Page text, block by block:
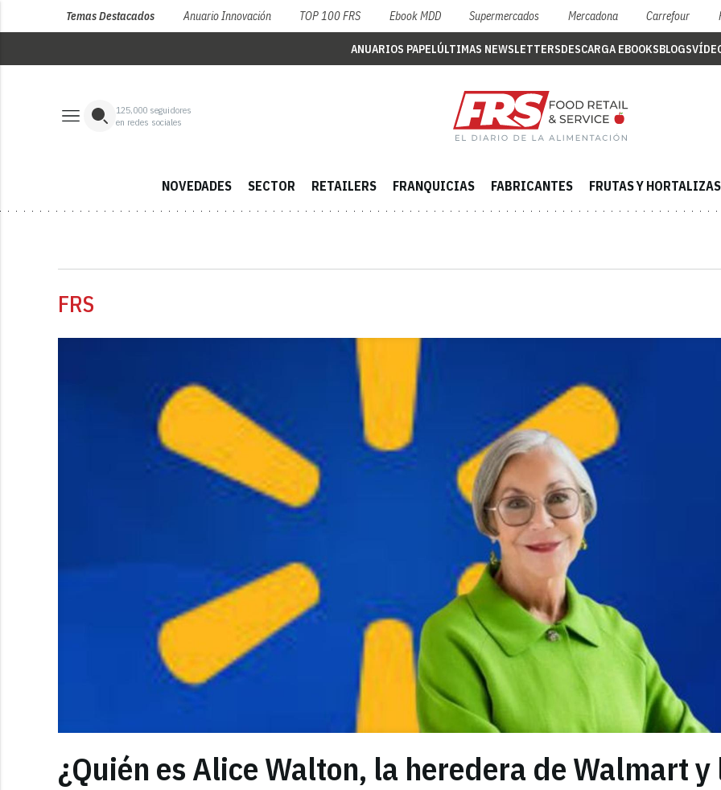
Temas Destacados Anuario Innovación TOP 100 FRS Ebook MDD Supermercados Mercadona Carrefour
ANUARIOS PAPELÚLTIMAS NEWSLETTERSDESCARGA EBOOKSBLOGS
125,000 seguidores
en redes sociales
NOVEDADES SECTOR RETAILERS FRANQUICIAS FABRICANTES FRUTAS Y HORTALIZAS
FRS
¿Quién es Alice Walton, la heredera de Walmart y